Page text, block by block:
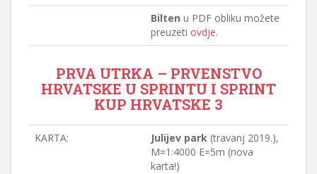
Bilten u PDF obliku možete
preuzeti ovdje.
PRVA UTRKA – PRVENSTVO
HRVATSKE U SPRINTU I SPRINT
KUP HRVATSKE 3
KARTA: Julijev park (travanj 2019.),
M=1:4000 E=5m (nova
karta!)